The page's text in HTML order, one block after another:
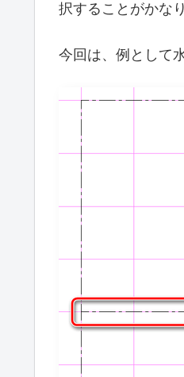
択することがかな
今回は、例として